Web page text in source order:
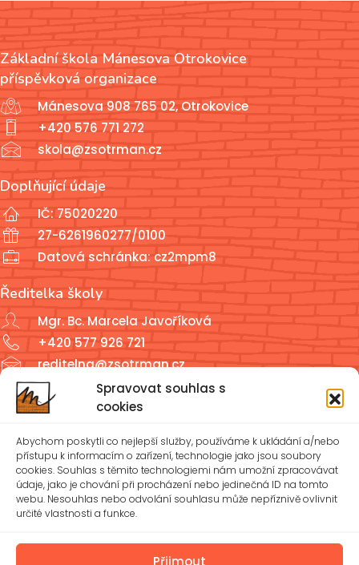
Spravovat souhlas s
cookies
Abychom poskytli co nejlepší služby, používáme k ukládání a/nebo
přístupu k informacím o zařízení, technologie jako jsou soubory
cookies. Souhlas s těmito technologiemi nám umožní zpracovávat
údaje, jako je chování při procházení nebo jedinečná ID na tomto
webu. Nesouhlas nebo odvolání souhlasu může nepříznivě ovlivnit
určité vlastnosti a funkce.
Přijmout
Základní škola Mánesova Otrokovice
příspěvková organizace
Mánesova 908 765 02, Otrokovice
+420 576 771 272
skola@zsotrman.cz
Doplňující údaje
IČ: 75020220
27-6261960277/0100
Datová schránka: cz2mpm8
Ředitelka školy
Mgr. Bc. Marcela Javoříková
+420 577 926 721
reditelna@zsotrman.cz
Školní jídelna a školní družina
ŠD: +420 577 926 720
reditelna@zsotrman.cz
Zásady cookies (EU)
Ochrana osobních údajů – GDPR